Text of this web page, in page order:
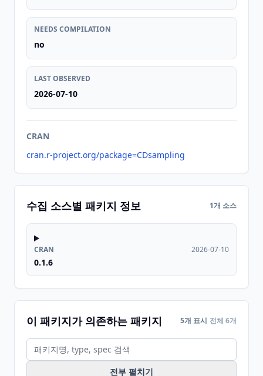
NEEDS COMPILATION
no
LAST OBSERVED
2026-07-10
CRAN
cran.r-project.org/package=CDsampling
수집 소스별 패키지 정보 1개 소스
CRAN
0.1.6
2026-07-10
이 패키지가 의존하는 패키지 5개 표시 전체 6개
전부 펼치기